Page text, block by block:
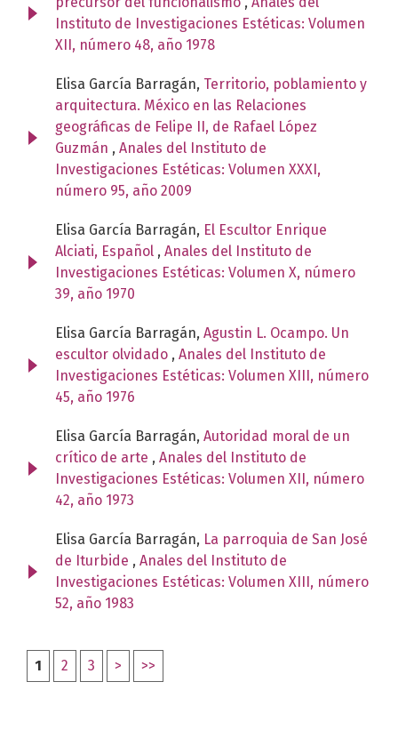
Instituto de Investigaciones Estéticas: Volumen
XII, número 48, año 1978
Elisa García Barragán, Territorio, poblamiento y
arquitectura. México en las Relaciones
geográficas de Felipe II, de Rafael López
Guzmán , Anales del Instituto de
Investigaciones Estéticas: Volumen XXXI,
número 95, año 2009
Elisa García Barragán, El Escultor Enrique
Alciati, Español , Anales del Instituto de
Investigaciones Estéticas: Volumen X, número
39, año 1970
Elisa García Barragán, Agustin L. Ocampo. Un
escultor olvidado , Anales del Instituto de
Investigaciones Estéticas: Volumen XIII, número
45, año 1976
Elisa García Barragán, Autoridad moral de un
crítico de arte , Anales del Instituto de
Investigaciones Estéticas: Volumen XII, número
42, año 1973
Elisa García Barragán, La parroquia de San José
de Iturbide , Anales del Instituto de
Investigaciones Estéticas: Volumen XIII, número
52, año 1983
1 2 3 > >>